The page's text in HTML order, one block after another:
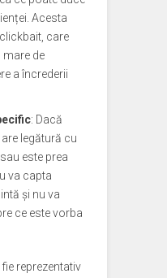
Acesta
care
mare de
a încrederii
: Dacă
legătură cu
este prea
va capta
și nu va
ce este vorba
reprezentativ